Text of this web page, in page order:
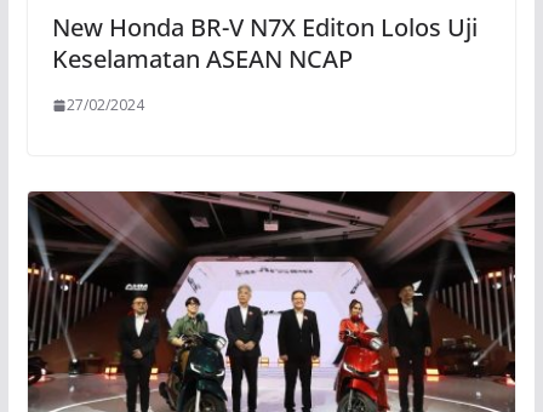
New Honda BR-V N7X Editon Lolos Uji
Keselamatan ASEAN NCAP
27/02/2024